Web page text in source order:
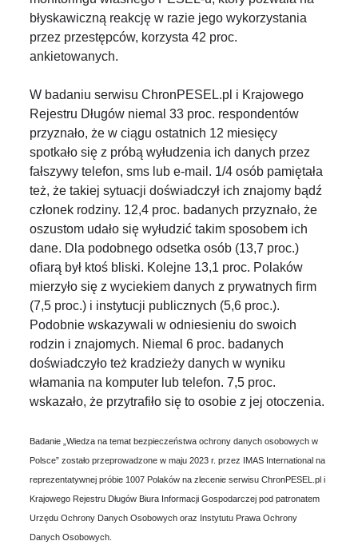
błyskawiczną reakcję w razie jego wykorzystania
przez przestępców, korzysta 42 proc.
ankietowanych.
W badaniu serwisu ChronPESEL.pl i Krajowego
Rejestru Długów niemal 33 proc. respondentów
przyznało, że w ciągu ostatnich 12 miesięcy
spotkało się z próbą wyłudzenia ich danych przez
fałszywy telefon, sms lub e-mail. 1/4 osób pamiętała
też, że takiej sytuacji doświadczył ich znajomy bądź
członek rodziny. 12,4 proc. badanych przyznało, że
oszustom udało się wyłudzić takim sposobem ich
dane. Dla podobnego odsetka osób (13,7 proc.)
ofiarą był ktoś bliski. Kolejne 13,1 proc. Polaków
mierzyło się z wyciekiem danych z prywatnych firm
(7,5 proc.) i instytucji publicznych (5,6 proc.).
Podobnie wskazywali w odniesieniu do swoich
rodzin i znajomych. Niemal 6 proc. badanych
doświadczyło też kradzieży danych w wyniku
włamania na komputer lub telefon. 7,5 proc.
wskazało, że przytrafiło się to osobie z jej otoczenia.
Badanie „Wiedza na temat bezpieczeństwa ochrony danych osobowych w
Polsce” zostało przeprowadzone w maju 2023 r. przez IMAS International na
reprezentatywnej próbie 1007 Polaków na zlecenie serwisu ChronPESEL.pl i
Krajowego Rejestru Długów Biura Informacji Gospodarczej pod patronatem
Urzędu Ochrony Danych Osobowych oraz Instytutu Prawa Ochrony
Danych Osobowych.